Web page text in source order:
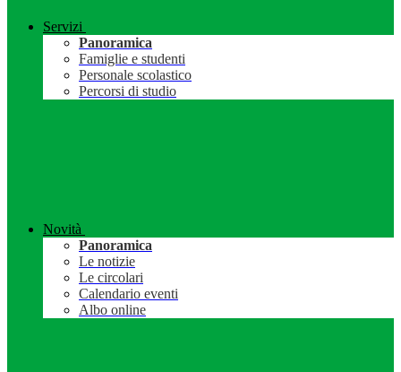
Servizi
Panoramica
Famiglie e studenti
Personale scolastico
Percorsi di studio
Novità
Panoramica
Le notizie
Le circolari
Calendario eventi
Albo online